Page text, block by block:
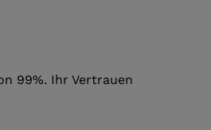
99%. Ihr Vertrauen